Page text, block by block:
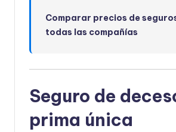
Comparar precios de
todas las compañías
Seguro de
prima única